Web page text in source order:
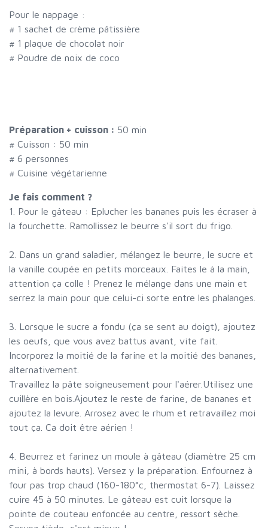
Pour le nappage :
# 1 sachet de crème pâtissière
# 1 plaque de chocolat noir
# Poudre de noix de coco
Préparation + cuisson : 50 min
# Cuisson : 50 min
# 6 personnes
# Cuisine végétarienne
Je fais comment ?
1. Pour le gâteau : Eplucher les bananes puis les écraser à
la fourchette. Ramollissez le beurre s'il sort du frigo.
2. Dans un grand saladier, mélangez le beurre, le sucre et
la vanille coupée en petits morceaux. Faites le à la main,
attention ça colle ! Prenez le mélange dans une main et
serrez la main pour que celui-ci sorte entre les phalanges.
3. Lorsque le sucre a fondu (ça se sent au doigt), ajoutez
les oeufs, que vous avez battus avant, vite fait.
Incorporez la moitié de la farine et la moitié des bananes,
alternativement.
Travaillez la pâte soigneusement pour l'aérer.Utilisez une
cuillère en bois.Ajoutez le reste de farine, de bananes et
ajoutez la levure. Arrosez avec le rhum et retravaillez moi
tout ça. Ca doit être aérien !
4. Beurrez et farinez un moule à gâteau (diamètre 25 cm
mini, à bords hauts). Versez y la préparation. Enfournez à
four pas trop chaud (160-180°c, thermostat 6-7). Laissez
cuire 45 à 50 minutes. Le gâteau est cuit lorsque la
pointe de couteau enfoncée au centre, ressort sèche.